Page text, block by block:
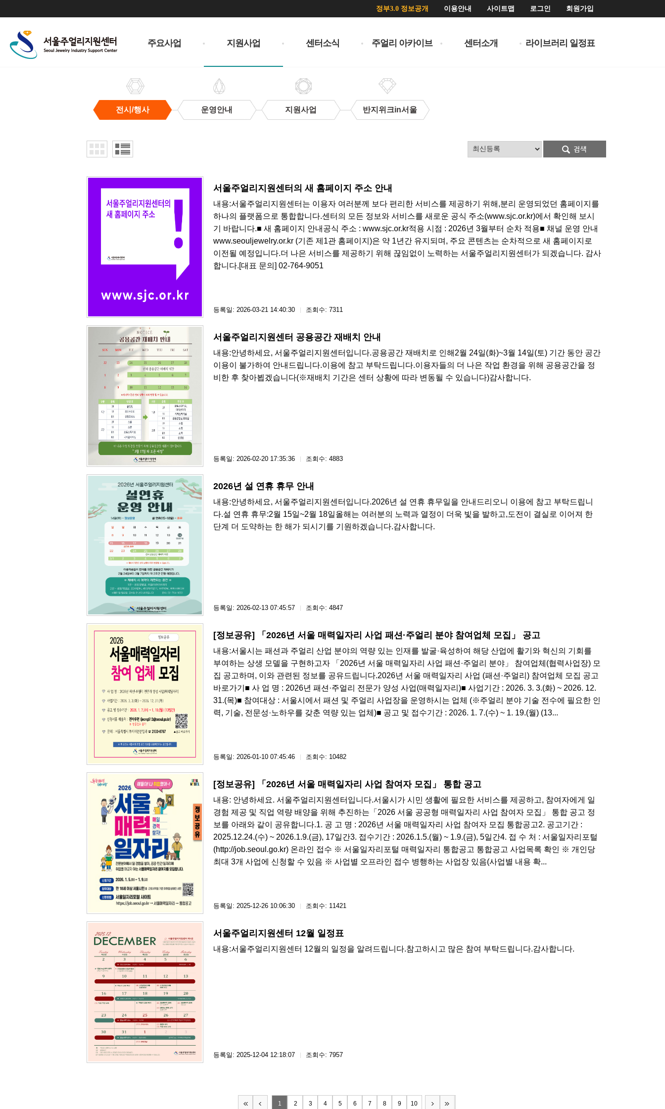
정부3.0 정보공개 이용안내 사이트맵 로그인 회원가입
주요사업 지원사업 센터소식 주얼리 아카이브 센터소개 라이브러리 일정표
전시/행사 운영안내 지원사업 반지위크in서울
행
사
서울주얼리지원센터의 새 홈페이지 주소 안내
내용: ​서울주얼리지원센터는 이용자 여러분께 보다 편리한 서비스를 제공하기 위해,분리 운영되었던 홈페이지를
하나의 플랫폼으로 통합합니다.센터의 모든 정보와 서비스를 새로운 공식 주소(www.sjc.or.kr)에서 확인해 보시
기 바랍니다.■ 새 홈페이지 안내공식 주소 : www.sjc.or.kr적용 시점 : 2026년 3월부터 순차 적용■ 채널 운영 안내
www.seouljewelry.or.kr (기존 제1관 홈페이지)은 약 1년간 유지되며, 주요 콘텐츠는 순차적으로 새 홈페이지로
이전될 예정입니다.더 나은 서비스를 제공하기 위해 끊임없이 노력하는 서울주얼리지원센터가 되겠습니다. 감사
합니다.[대표 문의] 02-764-9051​​​
등록일: 2026-03-21 14:40:30 조회수: 7311
서울주얼리지원센터 공용공간 재배치 안내
내용: ​안녕하세요, 서울주얼리지원센터입니다.공용공간 재배치로 인해2월 24일(화)~3월 14일(토) 기간 동안 공간
이용이 불가하여 안내드립니다.이용에 참고 부탁드립니다.​이용자들의 더 나은 작업 환경을 위해 공용공간을 정
비한 후 찾아뵙겠습니다(※재배치 기간은 센터 상황에 따라 변동될 수 있습니다)감사합니다.​
등록일: 2026-02-20 17:35:36 조회수: 4883
2026년 설 연휴 휴무 안내
내용: ​안녕하세요, 서울주얼리지원센터입니다.2026년 설 연휴 휴무일을 안내드리오니 이용에 참고 부탁드립니
다.설 연휴 휴무:2월 15일~2월 18일올해는 여러분의 노력과 열정이 더욱 빛을 발하고,도전이 결실로 이어져 한
단계 더 도약하는 한 해가 되시기를 기원하겠습니다.감사합니다.
등록일: 2026-02-13 07:45:57 조회수: 4847
[정보공유] 「2026년 서울 매력일자리 사업 패션·주얼리 분야 참여업체 모집」 공고
내용: ​서울시는 패션과 주얼리 산업 분야의 역량 있는 인재를 발굴·육성하여 해당 산업에 활기와 혁신의 기회를
부여하는 상생 모델을 구현하고자 「2026년 서울 매력일자리 사업 패션·주얼리 분야」 참여업체(협력사업장) 모
집 공고하며, 이와 관련된 정보를 공유드립니다.2026년 서울 매력일자리 사업 (패션·주얼리) 참여업체 모집 공고
바로가기■ 사 업 명 : 2026년 패션·주얼리 전문가 양성 사업(매력일자리)■ 사업기간 : 2026. 3. 3.(화) ~ 2026. 12.
31.(목)■​ 참여대상 : 서울시에서 패션 및 주얼리 사업장을 운영하시는 업체 (※주얼리 분야 기술 전수에 필요한 인
력, 기술, 전문성·노하우를 갖춘 역량 있는 업체)■ 공고 및 접수기간 : 2026. 1. 7.(수) ~ 1. 19.(월) (13...
등록일: 2026-01-10 07:45:46 조회수: 10482
[정보공유] 「2026년 서울 매력일자리 사업 참여자 모집」 통합 공고
내용: 안녕하세요. 서울주얼리지원센터입니다.서울시가 시민 생활에 필요한 서비스를 제공하고, 참여자에게 일
경험 제공 및 직업 역량 배양을 위해 추진하는「2026 서울 공공형 매력일자리 사업 참여자 모집」 통합 공고 정
보를 아래와 같이 공유합니다.​1. 공 고 명 : 2026년 서울 매력일자리 사업 참여자 모집 통합공고2. 공고기간 :
2025.12.24.(수) ~ 2026.1.9.(금), 17일간3. 접수기간 : 2026.1.5.(월) ~ 1.9.(금), 5일간4. 접 수 처 : 서울일자리포털
(http://job.seoul.go.kr) 온라인 접수​ ※ 서울일자리포털 매력일자리 통합공고 통합공고 사업목록 확인 ※ 개인당
최대 3개 사업에 신청할 수 있음 ※ 사업별 오프라인 접수 병행하는 사업장 있음(사업별 내용 확...
등록일: 2025-12-26 10:06:30 조회수: 11421
서울주얼리지원센터 12월 일정표
내용: ​서울주얼리지원센터 12월의 일정을 알려드립니다.참고하시고 많은 참여 부탁드립니다.감사합니다.
등록일: 2025-12-04 12:18:07 조회수: 7957
1 2 3 4 5 6 7 8 9 10